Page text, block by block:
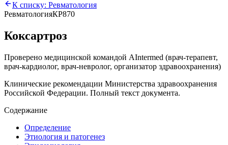
К списку: Ревматология
РевматологияКР870
Коксартроз
Проверено медицинской командой AIntermed (врач-терапевт,
врач-кардиолог, врач-невролог, организатор здравоохранения)
Клинические рекомендации Министерства здравоохранения
Российской Федерации. Полный текст документа.
Содержание
Определение
Этиология и патогенез